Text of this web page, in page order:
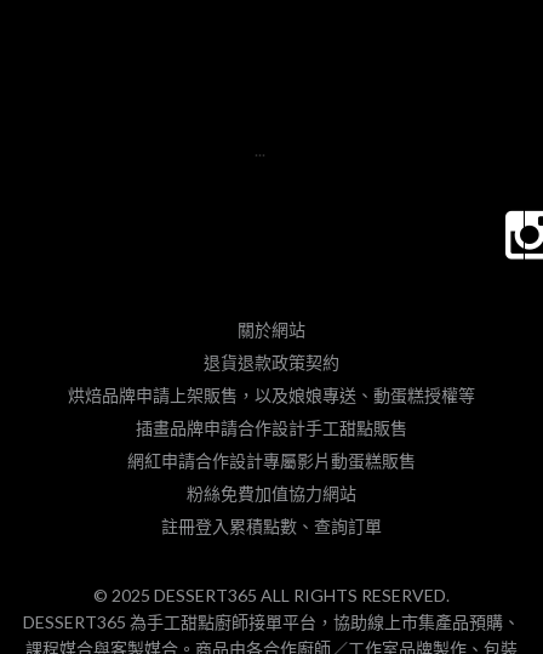
...
關於網站
退貨退款政策契約
烘焙品牌申請上架販售，以及娘娘專送、動蛋糕授權等
插畫品牌申請合作設計手工甜點販售
網紅申請合作設計專屬影片動蛋糕販售
粉絲免費加值協力網站
註冊登入累積點數、查詢訂單
© 2025 DESSERT365 ALL RIGHTS RESERVED.
DESSERT365 為手工甜點廚師接單平台，協助線上市集產品預購、
課程媒合與客製媒合。商品由各合作廚師／工作室品牌製作、包裝